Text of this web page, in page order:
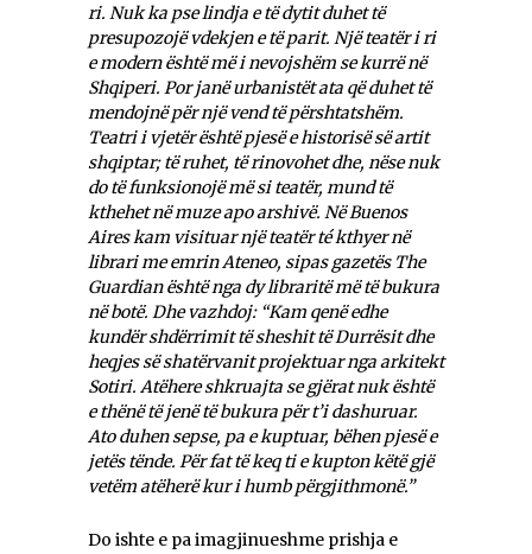
ri. Nuk ka pse lindja e të dytit duhet të
presupozojë vdekjen e të parit. Një teatër i ri
e modern është më i nevojshëm se kurrë në
Shqiperi. Por janë urbanistët ata që duhet të
mendojnë për një vend të përshtatshëm.
Teatri i vjetër është pjesë e historisë së artit
shqiptar; të ruhet, të rinovohet dhe, nëse nuk
do të funksionojë më si teatër, mund të
kthehet në muze apo arshivë. Në Buenos
Aires kam visituar një teatër té kthyer në
librari me emrin Ateneo, sipas gazetës The
Guardian është nga dy libraritë më të bukura
në botë. Dhe vazhdoj: “Kam qenë edhe
kundër shdërrimit të sheshit të Durrësit dhe
heqjes së shatërvanit projektuar nga arkitekt
Sotiri. Atëhere shkruajta se gjërat nuk është
e thënë të jenë të bukura për t’i dashuruar.
Ato duhen sepse, pa e kuptuar, bëhen pjesë e
jetës tënde. Për fat të keq ti e kupton këtë gjë
vetëm atëherë kur i humb përgjithmonë.”
Do ishte e pa imagjinueshme prishja e